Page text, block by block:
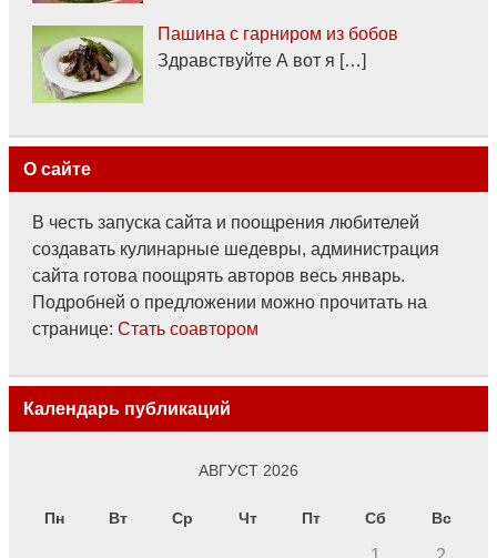
Пашина с гарниром из бобов
Здравствуйте А вот я […]
О сайте
В честь запуска сайта и поощрения любителей
создавать кулинарные шедевры, администрация
сайта готова поощрять авторов весь январь.
Подробней о предложении можно прочитать на
странице: Стать соавтором
Календарь публикаций
АВГУСТ 2026
Пн Вт Ср Чт Пт Сб Вс